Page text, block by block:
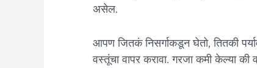
असेल.
आपण जितकं निसर्गाकडून घेतो, तितकी
वस्तूंचा वापर करावा. गरजा कमी केल्या की